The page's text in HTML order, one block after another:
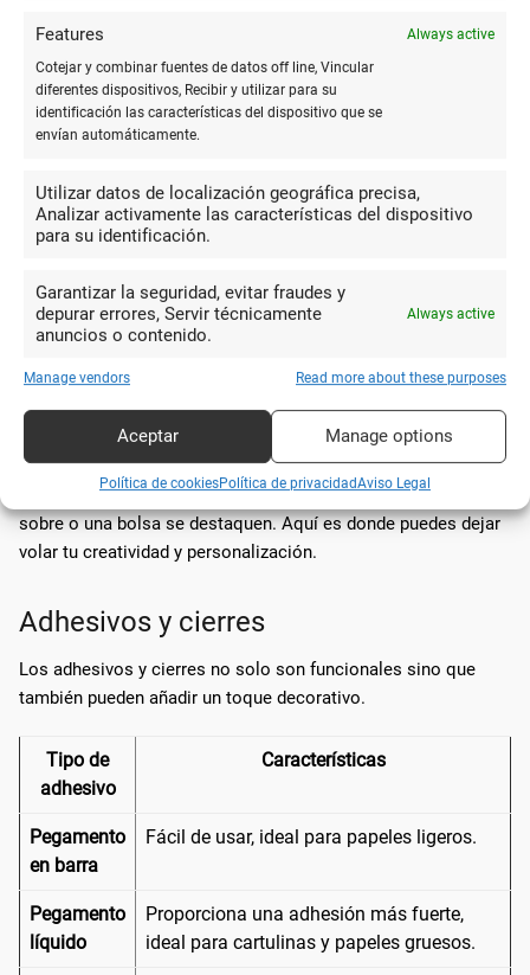
Features
Always active
Cotejar y combinar fuentes de datos off line, Vincular
diferentes dispositivos, Recibir y utilizar para su
identificación las características del dispositivo que se
envían automáticamente.
Utilizar datos de localización geográfica precisa,
Analizar activamente las características del dispositivo
para su identificación.
Garantizar la seguridad, evitar fraudes y
depurar errores, Servir técnicamente
anuncios o contenido.
Always active
Manage vendors Read more about these purposes
Aceptar Manage options
Política de cookiesPolítica de privacidadAviso Legal
Materiales adicionales
Para agregar un toque especial a tus sobres y bolsas, existen
otros materiales que puedes considerar.
Vinilo adhesivo: ideal para decoración adicional y
personalización.
para crear bolsas reutilizables.
Sellos y tintas: para agregar detalles únicos y
Accesorios y detalles finales
Los detalles finales son los que realmente hacen que un
sobre o una bolsa se destaquen. Aquí es donde puedes dejar
volar tu creatividad y personalización.
Adhesivos y cierres
Los adhesivos y cierres no solo son funcionales sino que
también pueden añadir un toque decorativo.
Tipo de
adhesivo
Características
Pegamento
en barra
Fácil de usar, ideal para papeles ligeros.
Pegamento
líquido
Proporciona una adhesión más fuerte,
ideal para cartulinas y papeles gruesos.